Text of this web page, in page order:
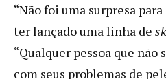
“Não foi uma surpresa
ter lançado uma linha de
“Qualquer pessoa que
com seus problemas de